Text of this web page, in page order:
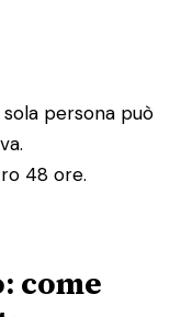
persona può
48 ore.
come